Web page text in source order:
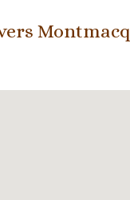
Montmacq